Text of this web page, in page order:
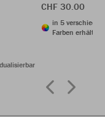
CHF 30.00
in 5
Farben